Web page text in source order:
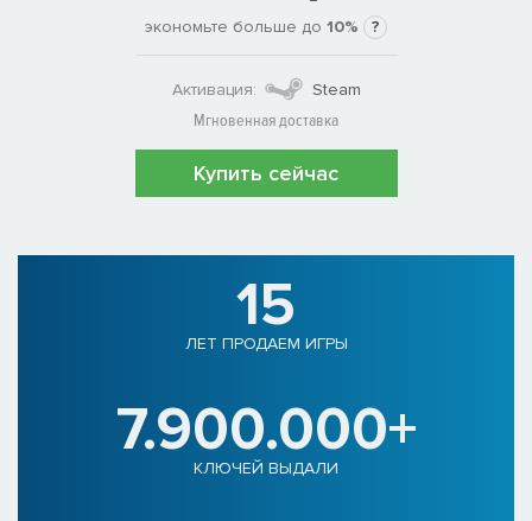
экономьте больше до 10% ?
Активация:
Steam
Мгновенная доставка
Купить сейчас
15
ЛЕТ ПРОДАЕМ ИГРЫ
7.900.000+
КЛЮЧЕЙ ВЫДАЛИ